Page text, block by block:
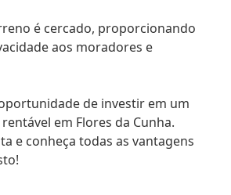
é cercado, proporcionando
aos moradores e
de investir em um
em Flores da Cunha.
e conheça todas as vantagens